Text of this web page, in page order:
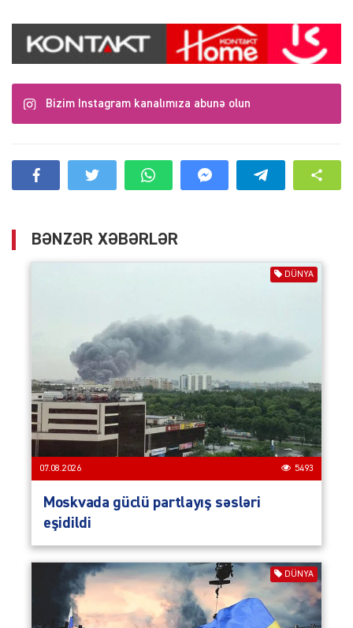
Bizim Instagram kanalımıza abunə olun
BƏNZƏR XƏBƏRLƏR
DÜNYA
07.08.2026 5493
Moskvada güclü partlayış səsləri
eşidildi
DÜNYA